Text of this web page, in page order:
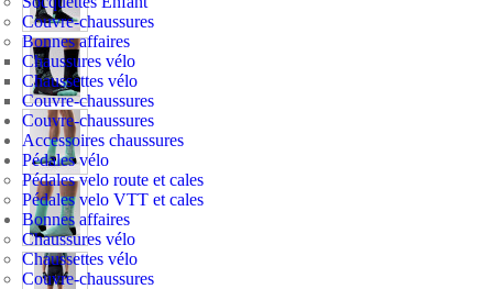
Couvre-chaussures
Bonnes affaires
Chaussures vélo
Chaussettes vélo
Couvre-chaussures
Couvre-chaussures
Accessoires chaussures
Pédales vélo
Pédales velo route et cales
Pédales velo VTT et cales
Bonnes affaires
Chaussures vélo
Chaussettes vélo
Couvre-chaussures